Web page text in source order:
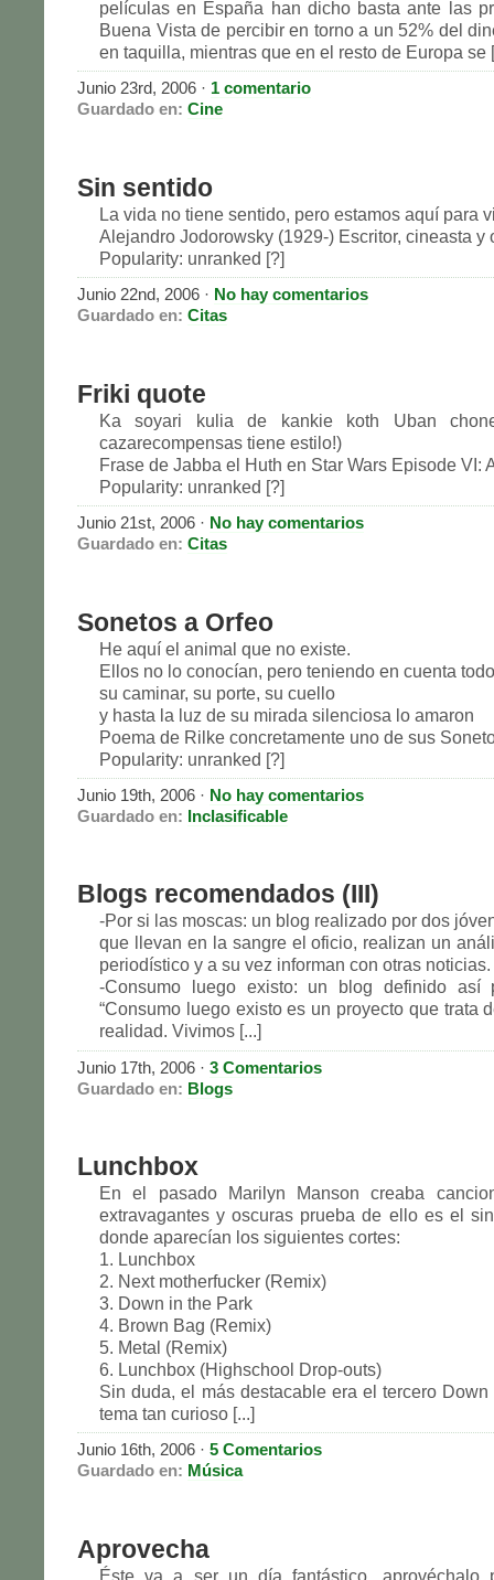
películas en España han dicho basta ante las
Buena Vista de percibir en torno a un 52% del
en taquilla, mientras que en el resto de Europa se
Junio 23rd, 2006 · 1 comentario
Guardado en: Cine
Sin sentido
La vida no tiene sentido, pero estamos aquí para
Alejandro Jodorowsky (1929-) Escritor, cineasta y
Popularity: unranked [?]
Junio 22nd, 2006 · No hay comentarios
Guardado en: Citas
Friki quote
Ka soyari kulia de kankie koth Uban
cazarecompensas tiene estilo!)
Frase de Jabba el Huth en Star Wars Episode VI:
Popularity: unranked [?]
Junio 21st, 2006 · No hay comentarios
Guardado en: Citas
Sonetos a Orfeo
He aquí el animal que no existe.
Ellos no lo conocían, pero teniendo en cuenta todo
su caminar, su porte, su cuello
y hasta la luz de su mirada silenciosa lo amaron
Poema de Rilke concretamente uno de sus
Popularity: unranked [?]
Junio 19th, 2006 · No hay comentarios
Guardado en: Inclasificable
Blogs recomendados (III)
-Por si las moscas: un blog realizado por dos
que llevan en la sangre el oficio, realizan un
periodístico y a su vez informan con otras noticias.
-Consumo luego existo: un blog definido así
“Consumo luego existo es un proyecto que trata
realidad. Vivimos [...]
Junio 17th, 2006 · 3 Comentarios
Guardado en: Blogs
Lunchbox
En el pasado Marilyn Manson creaba
extravagantes y oscuras prueba de ello es el
donde aparecían los siguientes cortes:
1. Lunchbox
2. Next motherfucker (Remix)
3. Down in the Park
4. Brown Bag (Remix)
5. Metal (Remix)
6. Lunchbox (Highschool Drop-outs)
Sin duda, el más destacable era el tercero
tema tan curioso [...]
Junio 16th, 2006 · 5 Comentarios
Guardado en: Música
Aprovecha
Éste va a ser un día fantástico, aprovéchalo